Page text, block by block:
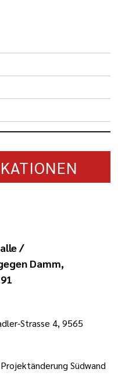
/
Damm,
Strasse 4, 9565
Südwand